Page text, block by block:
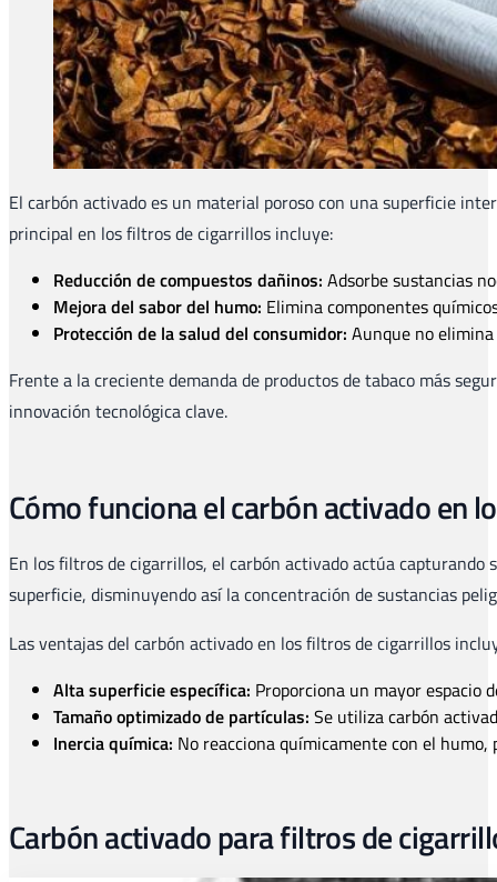
El carbón activado es un material poroso con una superficie
principal en los filtros de cigarrillos incluye:
Reducción de compuestos dañinos: Adsorbe sustancias
Mejora del sabor del humo: Elimina componentes
Protección de la salud del consumidor: Aunque no
Frente a la creciente demanda de productos de tabaco más
innovación tecnológica clave.
Cómo funciona el carbón activado en
En los filtros de cigarrillos, el carbón activado actúa
superficie, disminuyendo así la concentración de sustancias
Las ventajas del carbón activado en los filtros de cigarrillos
Alta superficie específica: Proporciona un mayor espacio
Tamaño optimizado de partículas: Se utiliza carbón
Inercia química: No reacciona químicamente con el
Carbón activado para filtros de